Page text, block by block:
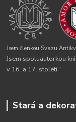
Jsem členkou Svazu
Jsem spoluautorkou
v 16. a 17. století.“
Stará a